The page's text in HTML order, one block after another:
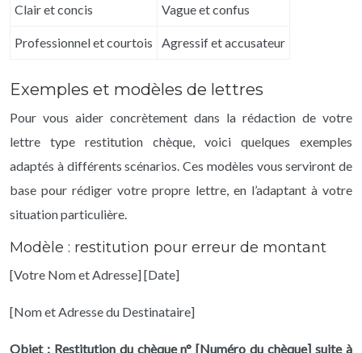
Clair et concis Vague et confus
Professionnel et courtois Agressif et accusateur
Exemples et modèles de lettres
Pour vous aider concrètement dans la rédaction de votre
lettre type restitution chèque, voici quelques exemples
adaptés à différents scénarios. Ces modèles vous serviront de
base pour rédiger votre propre lettre, en l’adaptant à votre
situation particulière.
Modèle : restitution pour erreur de montant
[Votre Nom et Adresse][Date]
[Nom et Adresse du Destinataire]
Objet : Restitution du chèque n° [Numéro du chèque] suite à